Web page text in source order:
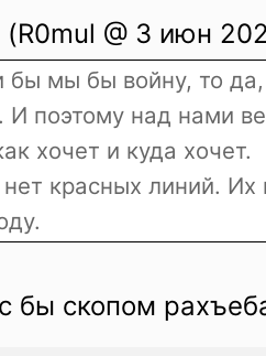
(R0mul @ 3 июн
бы мы бы войну, то
И поэтому над нами
хочет и куда хочет.
красных линий. Их
бы скопом